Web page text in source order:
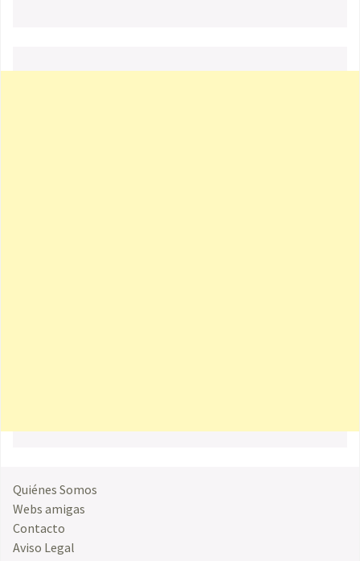
Quiénes Somos
Webs amigas
Contacto
Aviso Legal